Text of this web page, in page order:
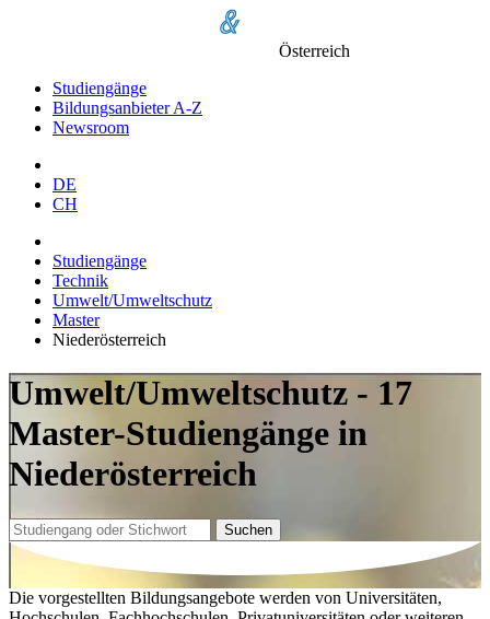
Österreich
Studiengänge
Bildungsanbieter A-Z
Newsroom
DE
CH
Studiengänge
Technik
Umwelt/Umweltschutz
Master
Niederösterreich
Umwelt/Umweltschutz - 17
Master-Studiengänge in
Niederösterreich
Suchen
Die vorgestellten Bildungsangebote werden von Universitäten,